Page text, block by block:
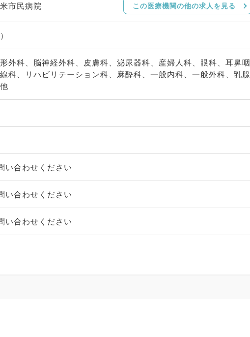
市民病院 この医療機関の他の求人を見る
外科、脳神経外科、皮膚科、泌尿器科、産婦人科、眼科、耳鼻咽
科、リハビリテーション科、麻酔科、一般内科、一般外科、乳腺
い合わせください
い合わせください
い合わせください